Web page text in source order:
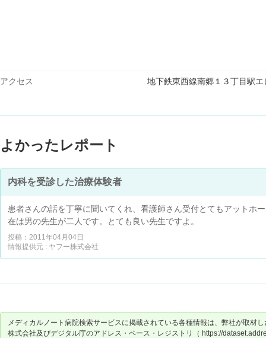
アクセス 地下鉄東西線南郷１３丁目駅
よかったレポート
内科を受診した治療体験者
患者さんの話を丁寧に聞いてくれ、看護師さん受付とてもアットホ
在は男の先生が二人です。とても良い先生ですよ。
投稿：2011年04月04日
情報提供元 : ヤフー株式会社
メディカルノート病院検索サービスに掲載されている各種情報は、弊社が取材
株式会社及びデジタル庁のアドレス・ベース・レジストリ（ https://